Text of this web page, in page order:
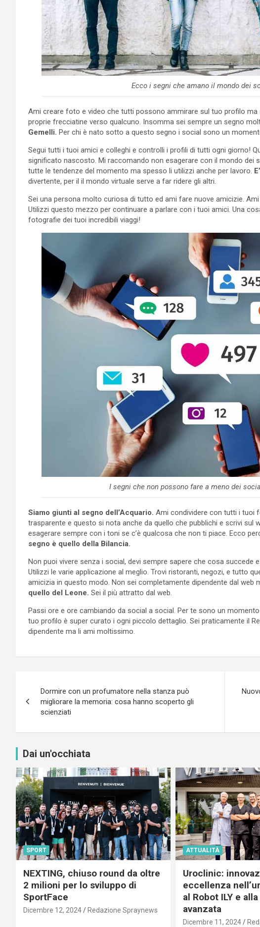
Ecco i segni che amano il mondo dei
Ami creare foto e video che tutti possono ammirare sul tuo profilo ma
proprie frecciatine verso qualcuno. Insomma sei sempre un segno
Gemelli. Per chi è nato sotto a questo segno i social sono un
Segui tutti i tuoi amici e colleghi e controlli i profili di tutti ogni giorno!
significato nascosto. Mi raccomando non esagerare con il mondo dei
tutte le tendenze del momento ma spesso li utilizzi anche per lavoro.
divertente, per il il mondo virtuale serve a far ridere gli altri.
Sei una persona molto curiosa di tutto ed ami fare nuove amicizie.
Utilizzi questo mezzo per continuare a parlare con i tuoi amici. Una
fotografie dei tuoi incredibili viaggi!
I segni che non possono fare a meno dei
Siamo giunti al segno dell’Acquario. Ami condividere con tutti i tuoi
trasparente e questo si nota anche da quello che pubblichi e scrivi sul
esagerare sempre con i toni se c’è qualcosa che non ti piace. Ecco
segno è quello della Bilancia.
Non puoi vivere senza i social, devi sempre sapere che cosa succede
Utilizzi le varie applicazione al meglio. Trovi ristoranti, negozi, e tutto
amicizia in questo modo. Non sei completamente dipendente dal web
quello del Leone. Sei il più attratto dal web.
Passi ore e ore cambiando da social a social. Per te sono un
tuo profilo è super curato i ogni piccolo dettaglio. Sei praticamente il
dipendente ma li ami moltissimo.
articoli
Dormire con un profumatore nella stanza può
migliorare la memoria: cosa hanno scoperto gli
scienziati
Dai un'occhiata
SPORT
NEXTING, chiuso round da oltre
2 milioni per lo sviluppo di
SportFace
Dicembre 12, 2024 Redazione Spraynews
ATTUALITÀ
Uroclinic:
eccellenza
al Robot ILY e
avanzata
Dicembre 11, 2024